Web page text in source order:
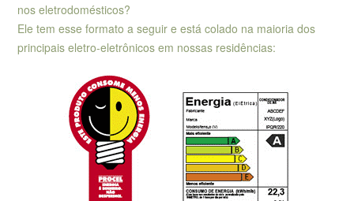
nos eletrodomésticos?
Ele tem esse formato a seguir e está colado na maioria dos
principais eletro-eletrônicos em nossas residências: